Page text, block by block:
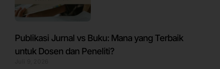
Publikasi Jurnal vs Buku: Mana yang Terbaik
untuk Dosen dan Peneliti?